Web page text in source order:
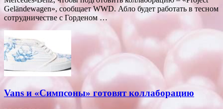
Geländewagen», сообщает WWD. Абло будет работать в тесном
сотрудничестве с Горденом …
Vans и «Симпсоны» готовят коллаборацию